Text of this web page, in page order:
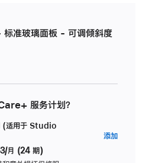
准玻璃面板 - 可调倾斜度
服务计划？
(适用于 Studio
月 (24 期)
添加